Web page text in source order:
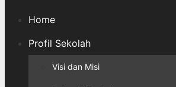
Home
Profil Sekolah
Visi dan Misi